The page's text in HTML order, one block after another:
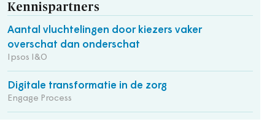
Kennispartners
Aantal vluchtelingen door kiezers vaker
overschat dan onderschat
Ipsos I&O
Digitale transformatie in de zorg
Engage Process